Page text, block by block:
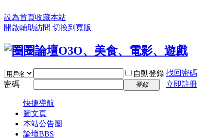
設為首頁收藏本站
開啟輔助訪問 切換到寬版
自動登錄 找回密碼
密碼
登錄 立即註冊
快捷導航
圖文頁
本站公告圈
論壇BBS